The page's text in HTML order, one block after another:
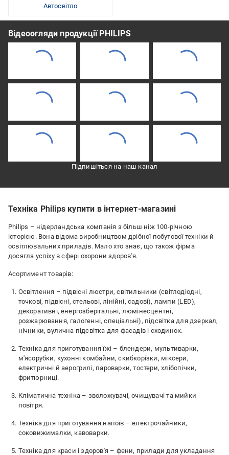
Автосвітло
Відеоогляди продукції PHILIPS
Підпишіться на наш канал
Техніка Philips купити в інтернет-магазині
Philips – нідерландська компанія з більш ніж 100-річною
історією. Вона відома виробництвом дрібної побутової техніки й
освітлювальних приладів. Мало хто знає, що також фірма
досягла успіху в сфері охорони здоров'я.
Асортимент товарів:
Освітлення – підвісні люстри, світильники (світлодіодні,
точкові, підвісні, стельові, лінійні, садові), лампи (LED),
декоративні, енергозберігальні, люмінесцентні,
розжарювання, галогенні, спеціальні), підсвітка для дзеркал,
нічники, вулична підсвітка для фасадів і сходинок.
Техніка для приготування їжі – блендери, мультиварки,
м'ясорубки, кухонні комбайни, скибкорізки, міксери,
електричні й аерогрилі, пароварки, тостери, хлібопічки,
фритюрниці.
Кліматична техніка – зволожувачі, очищувачі та мийки
повітря.
Техніка для приготування напоїв – електрочайники,
соковижималки, кавоварки.
Техніка для краси і здоров'я – фени, прилади для укладання